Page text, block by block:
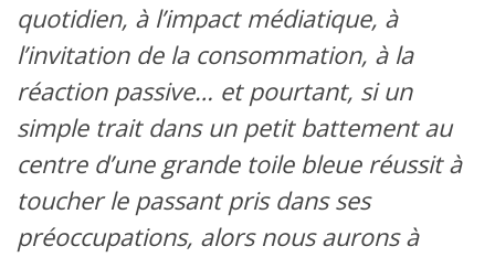
quotidien, à l’impact médiatique, à
l’invitation de la consommation, à la
réaction passive… et pourtant, si un
simple trait dans un petit battement au
centre d’une grande toile bleue réussit à
toucher le passant pris dans ses
préoccupations, alors nous aurons à